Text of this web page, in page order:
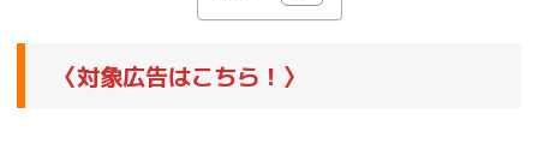
〈対象広告はこちら！〉